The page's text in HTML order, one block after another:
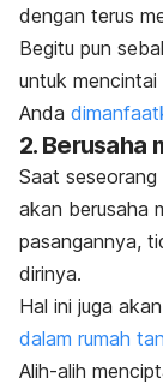
dengan terus
Begitu pun
untuk
Anda
2. Berusaha
Saat
akan berusaha
pasangannya,
dirinya.
Hal ini juga
dalam rumah
Alih-alih